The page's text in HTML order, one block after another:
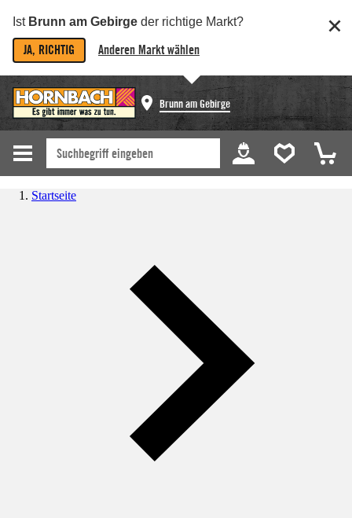
Ist Brunn am Gebirge der richtige Markt?
JA, RICHTIG Anderen Markt wählen
Brunn am Gebirge
Startseite